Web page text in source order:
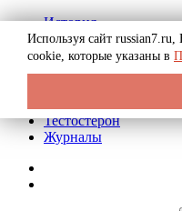
История
Биография
Криминал
Реклама на сайте
Тестостерон
Журналы
Используя сайт
cookie, которые указаны в